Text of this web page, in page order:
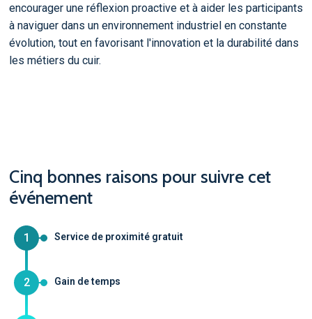
encourager une réflexion proactive et à aider les participants
à naviguer dans un environnement industriel en constante
évolution, tout en favorisant l'innovation et la durabilité dans
les métiers du cuir.
Cinq bonnes raisons pour suivre cet
événement
Service de proximité gratuit
1
Gain de temps
2